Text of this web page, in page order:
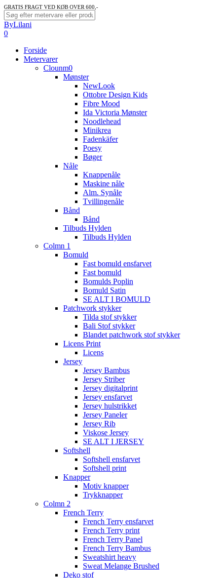
Skip
to
main
content
GRATIS FRAGT VED KØB OVER 600,-
Close
Search
ByLilani
search
account
0
Forside
Metervarer
Clounm0
Mønster
NewLook
Ottobre Design Kids
Fibre Mood
Ida Victoria Mønster
Noodlehead
Minikrea
Fadenkäfer
Poesy
Bøger
Nåle
Knappenåle
Maskine nåle
Alm. Synåle
Tvillingenåle
Bånd
Bånd
Tilbuds Hylden
Tilbuds Hylden
Colmn 1
Bomuld
Fast bomuld ensfarvet
Fast bomuld
Bomulds Poplin
Bomuld Satin
SE ALT I BOMULD
Patchwork stykker
Tilda stof stykker
Bali Stof stykker
Blandet patchwork stof stykker
Licens Print
Licens
Jersey
Jersey Bambus
Jersey Striber
Jersey digitalprint
Jersey ensfarvet
Jersey hulstrikket
Jersey Paneler
Jersey Rib
Viskose Jersey
SE ALT I JERSEY
Softshell
Softshell ensfarvet
Softshell print
Knapper
Motiv knapper
Trykknapper
Colmn 2
French Terry
French Terry ensfarvet
French Terry print
French Terry Panel
French Terry Bambus
Sweatshirt heavy
Sweat Melange Brushed
Deko stof